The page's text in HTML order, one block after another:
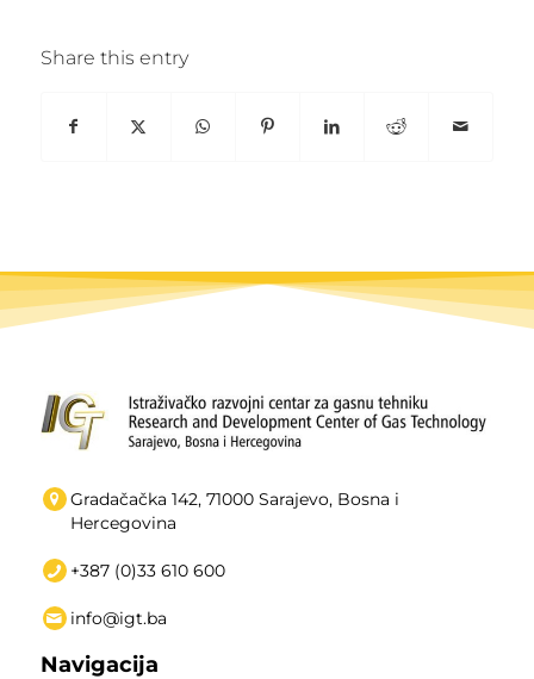
Share this entry
Gradačačka 142, 71000 Sarajevo, Bosna i
Hercegovina
+387 (0)33 610 600
info@igt.ba
Navigacija